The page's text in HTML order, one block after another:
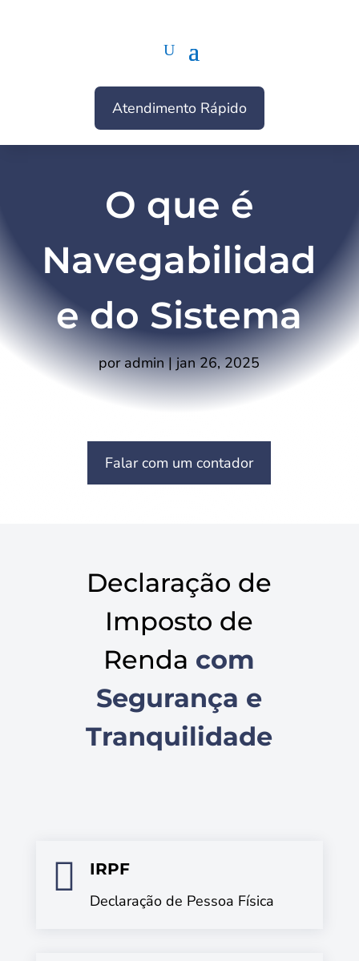
Atendimento Rápido
O que é
Navegabilidad
e do Sistema
poradmin|jan 26, 2025
Falar com um contador
Declaração de
Imposto de
Renda com
Segurança e
Tranquilidade

IRPF
Declaração de Pessoa Física